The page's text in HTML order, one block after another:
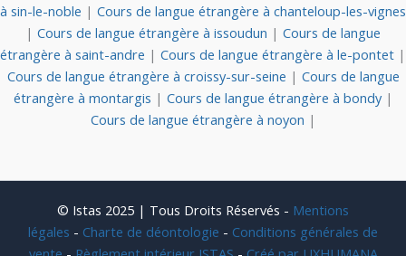
à sin-le-noble | Cours de langue étrangère à chanteloup-les-vignes
| Cours de langue étrangère à issoudun | Cours de langue
étrangère à saint-andre | Cours de langue étrangère à le-pontet |
Cours de langue étrangère à croissy-sur-seine | Cours de langue
étrangère à montargis | Cours de langue étrangère à bondy |
Cours de langue étrangère à noyon |
© Istas 2025 | Tous Droits Réservés - Mentions
légales - Charte de déontologie - Conditions générales de